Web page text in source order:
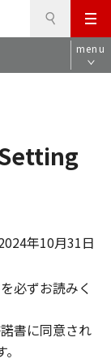
メ
ニ
ュ
menu
年10月31日
必ずお読みく
書に同意され